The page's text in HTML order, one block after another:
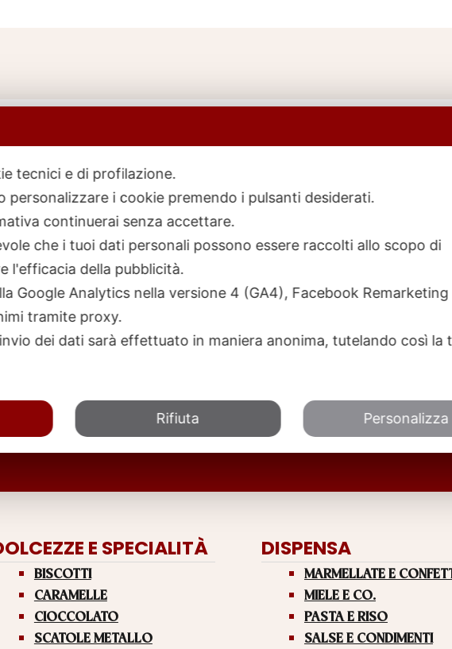
E SPECIALITÀ
BISCOTTI
CARAMELLE
CIOCCOLATO
SCATOLE METALLO
DISPENSA
MARMELLATE E
MIELE E CO.
PASTA E RISO
SALSE E CONDIMENTI
tecnici e di profilazione.
personalizzare i cookie premendo i pulsanti desiderati.
continuerai senza accettare.
che i tuoi dati personali possono essere raccolti allo scopo di
l'efficacia della pubblicità.
Google Analytics nella versione 4 (GA4), Facebook Remarketing
tramite proxy.
dei dati sarà effettuato in maniera anonima, tutelando così la
Rifiuta Personalizza